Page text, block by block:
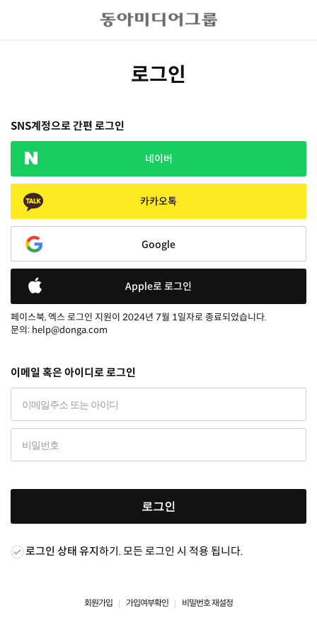
로그인
SNS계정으로 간편 로그인
네이버
카카오톡
Google
Apple로 로그인
페이스북, 엑스 로그인 지원이 2024년 7월 1일자로 종료되었습니다.
문의: help@donga.com
이메일 혹은 아이디로 로그인
로그인
로그인 상태 유지하기. 모든 로그인 시 적용 됩니다.
회원가입 가입여부확인 비밀번호 재설정